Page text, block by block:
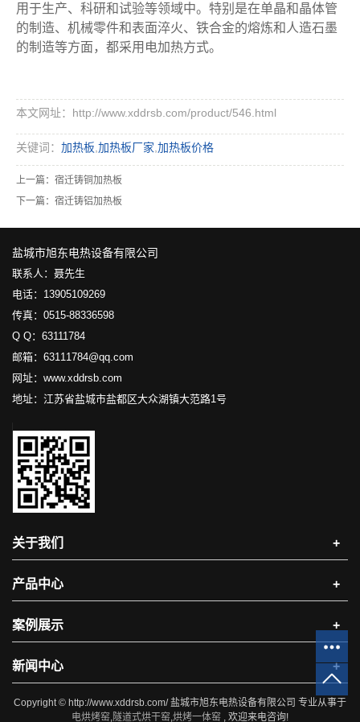
用于生产、科研和试验等领域中。特别是在单晶和晶体管
的制造、机械零件和表面淬火、铁合金的熔炼和人造石墨
的制造等方面，都采用电加热方式。
本文网址：http://www.xddrsb.com/product/546.html
关键词： 加热板 加热板厂家 加热板价格
上一篇： 宿迁铸铜加热板
下一篇： 宿迁铸铝加热板
盐城市旭东电热设备有限公司
联系人：聂先生
电话：13905109269
传真：0515-88336598
Q Q：63111784
邮箱：63111784@qq.com
网址：www.xddrsb.com
地址：江苏省盐城市盐都区大众湖镇大范路1号
关于我们 +
产品中心 +
案例展示 +
新闻中心 +
Copyright © http://www.xddrsb.com/ 盐城市旭东电热设备有限公司 专业从事于
电烘烤窑,隧道式烘干窑,烘烤一体窑 , 欢迎来电咨询!